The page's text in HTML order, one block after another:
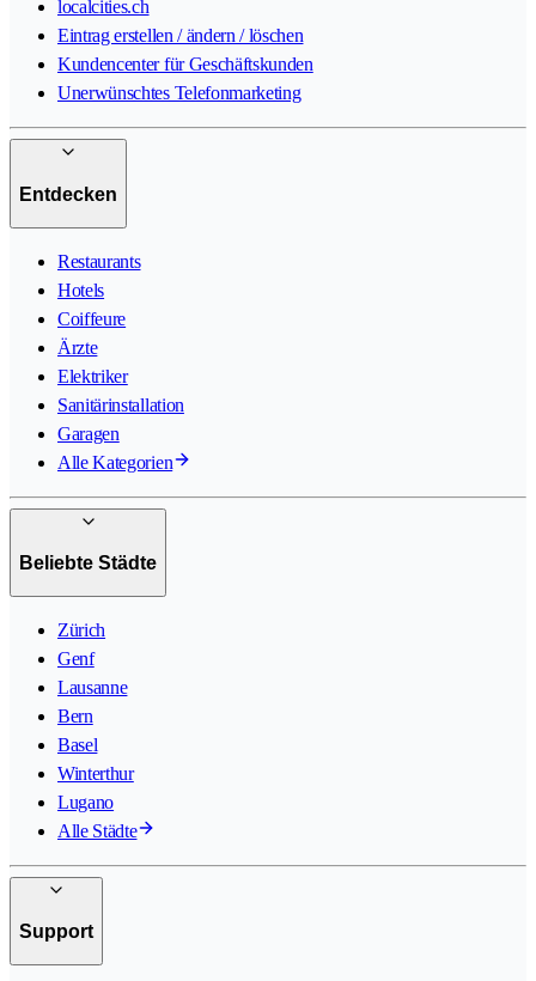
localcities.ch
Eintrag erstellen / ändern / löschen
Kundencenter für Geschäftskunden
Unerwünschtes Telefonmarketing
Entdecken
Restaurants
Hotels
Coiffeure
Ärzte
Elektriker
Sanitärinstallation
Garagen
Alle Kategorien
Beliebte Städte
Zürich
Genf
Lausanne
Bern
Basel
Winterthur
Lugano
Alle Städte
Support